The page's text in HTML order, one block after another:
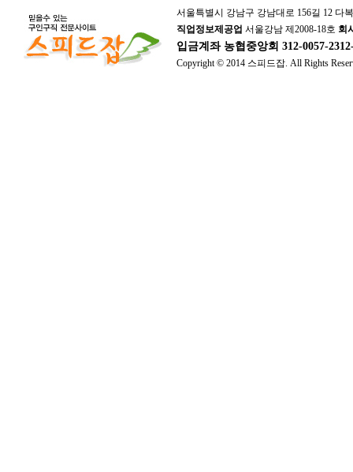
서울특별시 강남구 강남대로 156길 12 다
직업정보제공업 서울강남 제2008-18호 회
입금계좌 농협중앙회 312-0057-
Copyright © 2014 스피드잡. All Rights